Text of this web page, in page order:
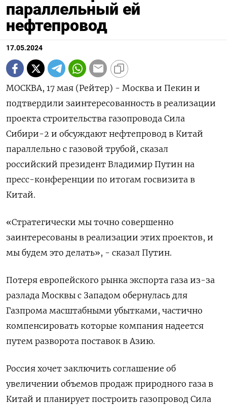
параллельный ей
нефтепровод
17.05.2024
МОСКВА, 17 мая (Рейтер) - Москва и Пекин и
подтвердили заинтересованность в реализации
проекта строительства газопровода Сила
Сибири-2 и обсуждают нефтепровод в Китай
параллельно с газовой трубой, сказал
российский президент Владимир Путин на
пресс-конференции по итогам госвизита в
Китай.
«Стратегически мы точно совершенно
заинтересованы в реализации этих проектов, и
мы будем это делать», - сказал Путин.
Потеря европейского рынка экспорта газа из-за
разлада Москвы с Западом обернулась для
Газпрома масштабными убытками, частично
компенсировать которые компания надеется
путем разворота поставок в Азию.
Россия хочет заключить соглашение об
увеличении объемов продаж природного газа в
Китай и планирует построить газопровод Сила